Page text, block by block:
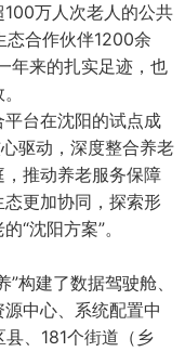
万人次老人的公共
合作伙伴1200余
年来的扎实足迹，也
台在沈阳的试点成
驱动，深度整合养老
推动养老服务保障
更加协同，探索形
“沈阳方案”。
构建了数据驾驶舱、
中心、系统配置中
、181个街道（乡